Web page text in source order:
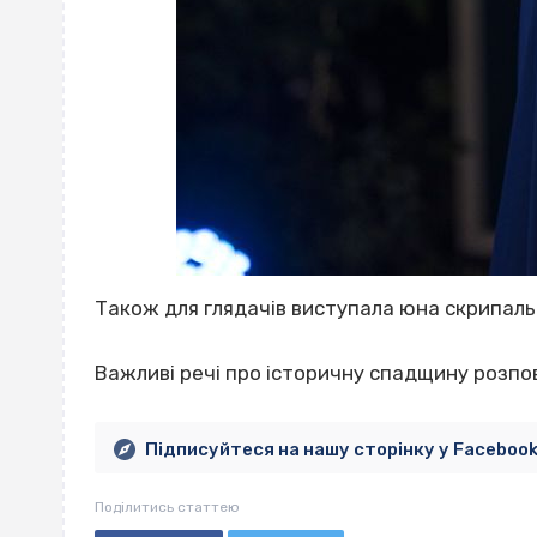
Також для глядачів виступала юна
Важливі речі про історичну спадщину
Підписуйтеся на нашу сторінку у Facebook
Поділитись статтею